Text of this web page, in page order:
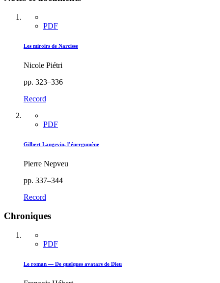
PDF
Les miroirs de Narcisse
Nicole Piétri
pp. 323–336
Record
PDF
Gilbert Langevin, l’énergumène
Pierre Nepveu
pp. 337–344
Record
Chroniques
PDF
Le roman — De quelques avatars de Dieu